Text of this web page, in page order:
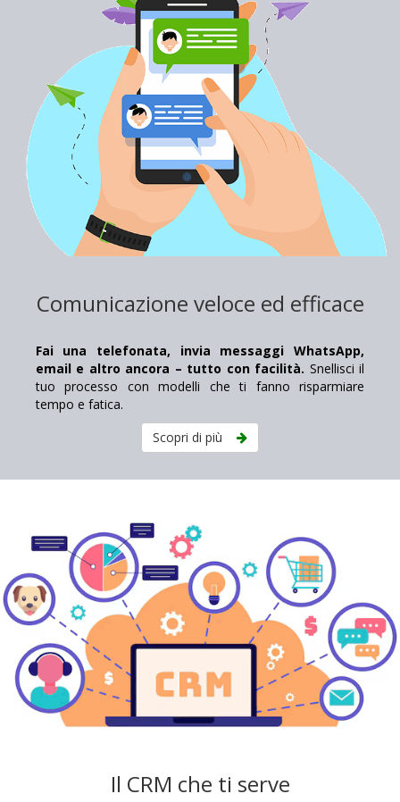
Comunicazione veloce ed efficace
Fai una telefonata, invia messaggi WhatsApp,
email e altro ancora – tutto con facilità. Snellisci il
tuo processo con modelli che ti fanno risparmiare
tempo e fatica.
Scopri di più
Il CRM che ti serve